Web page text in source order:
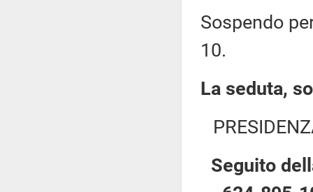
Sospendo
10.
La seduta,
Seguito